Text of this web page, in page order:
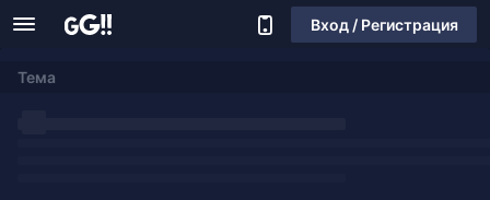
Вход / Регистрация
Тема